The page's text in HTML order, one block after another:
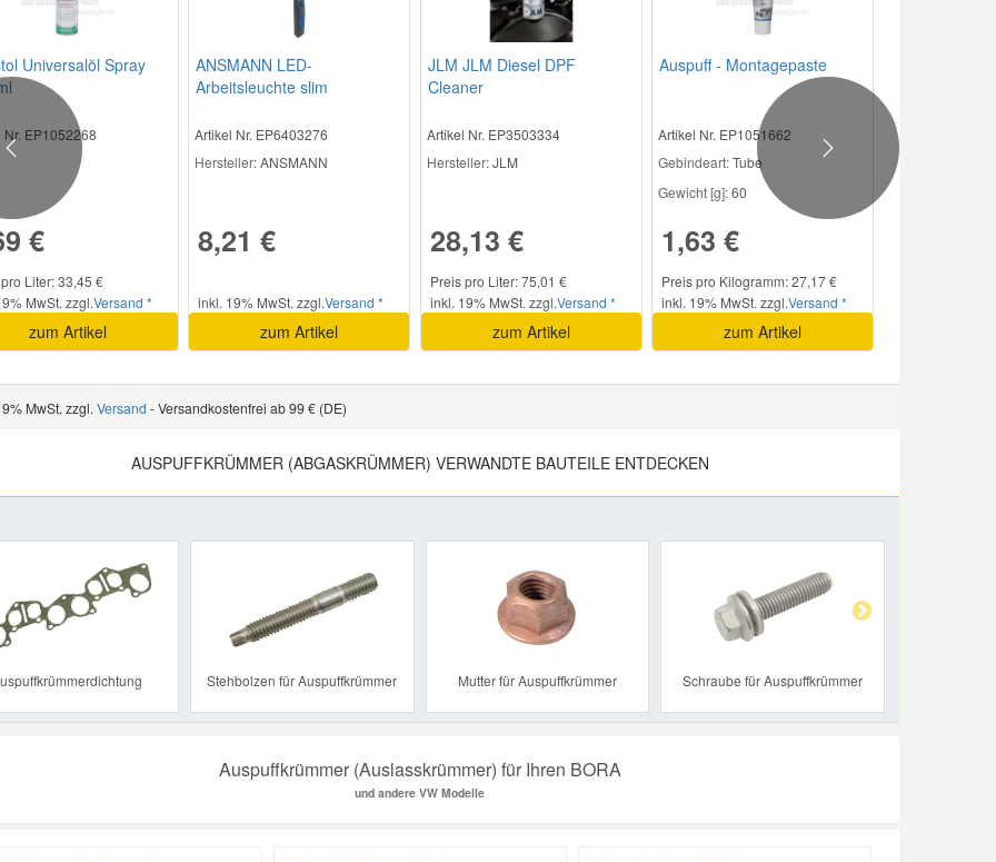
Universalöl Spray
Nr. EP1052268
€
Liter: 33,45 €
MwSt. zzgl.Versand *
zum Artikel
ANSMANN LED-
Arbeitsleuchte slim
Artikel Nr. EP6403276
Hersteller: ANSMANN
8,21 €
inkl. 19% MwSt. zzgl.Versand *
zum Artikel
JLM JLM Diesel DPF
Cleaner
Artikel Nr. EP3503334
Hersteller: JLM
28,13 €
Preis pro Liter: 75,01 €
inkl. 19% MwSt. zzgl.Versand *
zum Artikel
Auspuff - Montagepaste
Artikel Nr. EP1051662
Gebindeart:Tube
Gewicht [g]:60
1,63 €
Preis pro Kilogramm: 27,17 €
inkl. 19% MwSt. zzgl.Versand *
zum Artikel
Previous Next
MwSt. zzgl. Versand - Versandkostenfrei ab 99 € (DE)
AUSPUFFKRÜMMER (ABGASKRÜMMER) VERWANDTE BAUTEILE ENTDECKEN
Stehbolzen für Auspuffkrümmer Mutter für Auspuffkrümmer Schraube für Auspuffkrümmer
Auspuffkrümmer (Auslasskrümmer) für Ihren BORA
und andere VW Modelle